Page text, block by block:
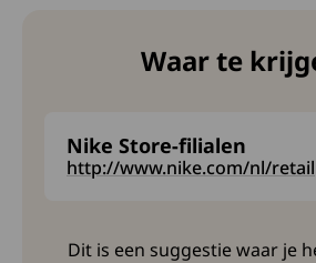
Waar te
Nike Store-filialen
http://www.nike.com/nl/retail
Deze link leidt naar een
Dit is een suggestie waar je